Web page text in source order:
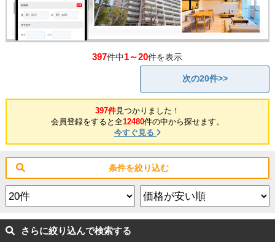
所在地 東京都渋谷区東3丁目
交通 /
397件中1～20件を表示
次の20件>>
397件見つかりました！
会員登録をすると全12480件の中から探せます。
今すぐ見る
条件を絞り込む
さらに絞り込んで検索する